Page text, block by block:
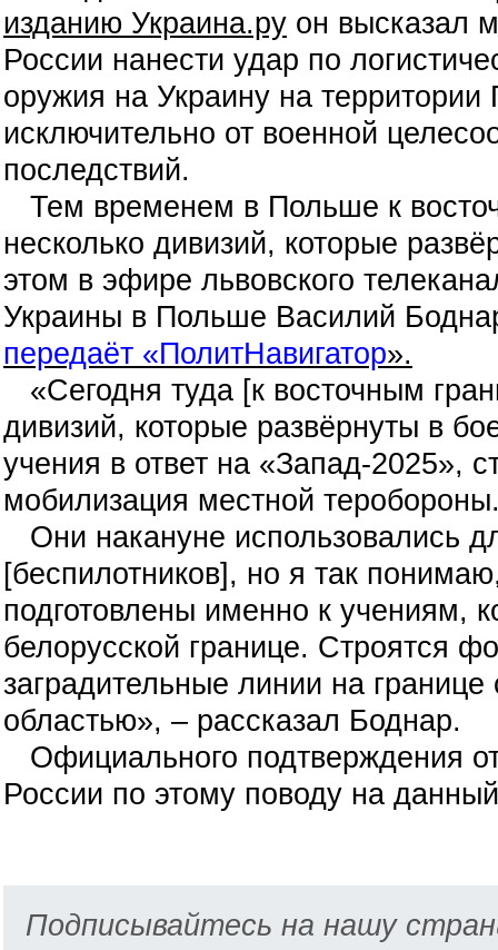
изданию Украина.ру он высказал
России нанести удар по
оружия на Украину на территории
исключительно от военной
последствий.
Тем временем в Польше к
несколько дивизий, которые
этом в эфире львовского
Украины в Польше Василий
передаёт «ПолитНавигатор».
«Сегодня туда [к восточным
дивизий, которые развёрнуты в
учения в ответ на «Запад-2025»,
мобилизация местной
Они накануне использовались
[беспилотников], но я так
подготовлены именно к учениям,
белорусской границе. Строятся
заградительные линии на границе
областью», – рассказал Боднар.
Официального подтверждения
России по этому поводу на
Подписывайтесь на нашу